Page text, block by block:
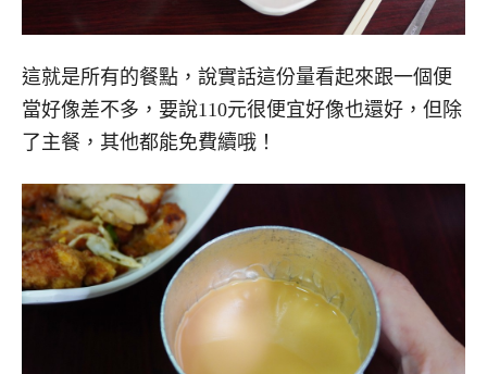
這就是所有的餐點，說實話這份量看起來跟一個便
當好像差不多，要說110元很便宜好像也還好，但除
了主餐，其他都能免費續哦！